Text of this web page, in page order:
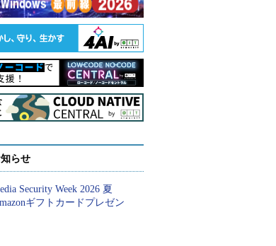
らせ
Security Week 2026 夏
ギフトカードプレゼン